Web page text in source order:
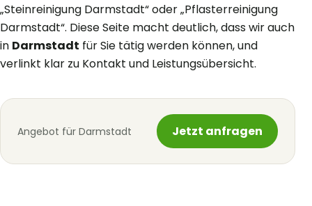
„Steinreinigung Darmstadt“ oder „Pflasterreinigung
Darmstadt“. Diese Seite macht deutlich, dass wir auch
in Darmstadt für Sie tätig werden können, und
verlinkt klar zu Kontakt und Leistungsübersicht.
Angebot für Darmstadt Jetzt anfragen